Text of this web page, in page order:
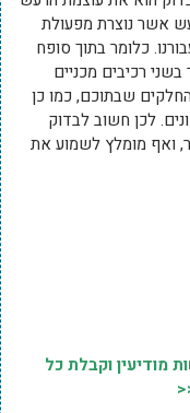
אשר נוצרת מפעולת
כלומר בתוך סופח
רכיבים מכניים
שבתוכם, כמו כן
לכן חשוב לבדוק
ואף מומלץ לשמוע את
מודיעין וקבלת כל